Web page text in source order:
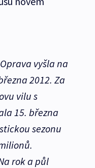
vyšla na
2012. Za
vilu s
15. března
sezonu
rok a půl